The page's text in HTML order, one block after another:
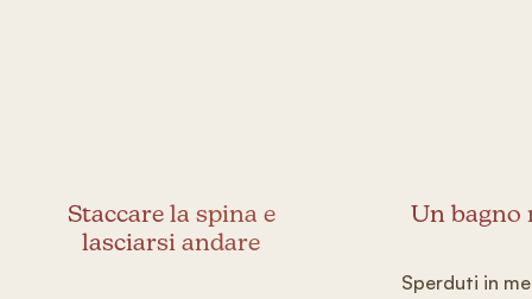
Staccare la spina e
lasciarsi andare
Un bagno
Sperduti in